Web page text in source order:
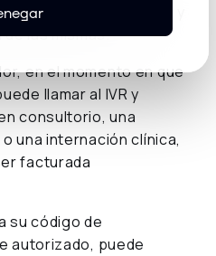
de prestaciones y
las mismas.
en el momento en que
llamar al IVR y
consultorio, una
una internación clínica,
facturada
su código de
autorizado, puede